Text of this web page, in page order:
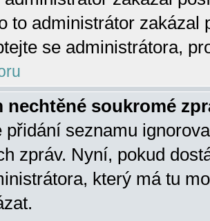
to administrátor zakázal
se administrátora,
nechtěné soukromé
přidání seznamu
zpráv. Nyní, pokud
který má tu